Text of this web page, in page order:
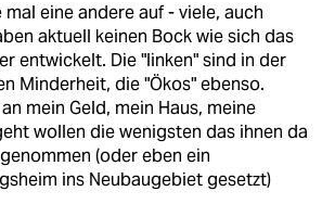
mal eine andere auf - viele, auch
aktuell keinen Bock wie sich das
entwickelt. Die "linken" sind in der
Minderheit, die "Ökos" ebenso.
mein Geld, mein Haus, meine
wollen die wenigsten das ihnen da
(oder eben ein
ins Neubaugebiet gesetzt)